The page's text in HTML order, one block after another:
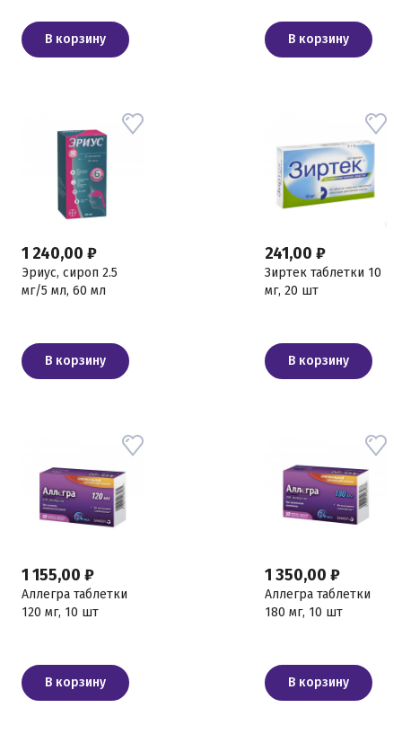
В корзину В корзину
1 240,00 ₽
Эриус, сироп 2.5
мг/5 мл, 60 мл
В корзину
241,00 ₽
Зиртек таблетки 10
мг, 20 шт
В корзину
1 155,00 ₽
Аллегра таблетки
120 мг, 10 шт
В корзину
1 350,00 ₽
Аллегра таблетки
180 мг, 10 шт
В корзину